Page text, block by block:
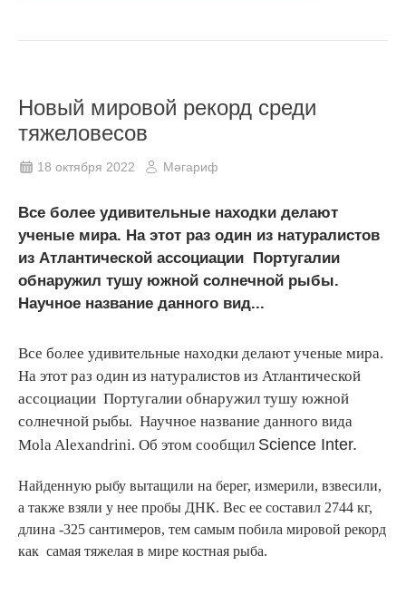
Новый мировой рекорд cреди
тяжеловесов
18 октября 2022 Мәгариф
Все более удивительные находки делают
ученые мира. На этот раз один из натуралистов
из Атлантической ассоциации Португалии
обнаружил тушу южной солнечной рыбы.
Научное название данного вид...
Все более удивительные находки делают ученые мира.
На этот раз один из натуралистов из Атлантической
ассоциации Португалии обнаружил тушу южной
солнечной рыбы. Научное название данного вида
Mola Alexandrini. Об этом сообщил Science Inter.
Найденную рыбу вытащили на берег, измерили, взвесили,
а также взяли у нее пробы ДНК. Вес ее составил 2744 кг,
длина -325 сантимеров, тем самым побила мировой рекорд
как самая тяжелая в мире костная рыба.